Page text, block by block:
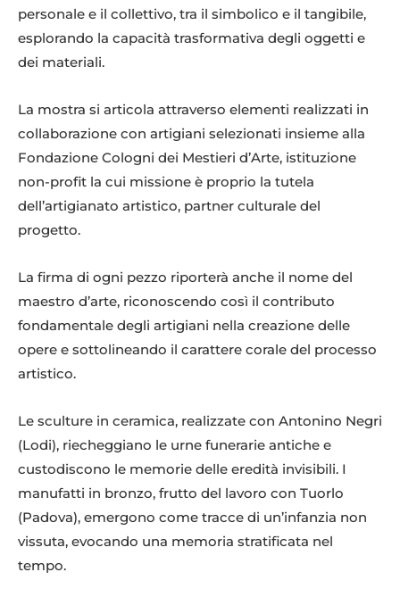
personale e il collettivo, tra il simbolico e il tangibile,
esplorando la capacità trasformativa degli oggetti e
dei materiali.
La mostra si articola attraverso elementi realizzati in
collaborazione con artigiani selezionati insieme alla
Fondazione Cologni dei Mestieri d’Arte, istituzione
non-profit la cui missione è proprio la tutela
dell’artigianato artistico, partner culturale del
progetto.
La firma di ogni pezzo riporterà anche il nome del
maestro d’arte, riconoscendo così il contributo
fondamentale degli artigiani nella creazione delle
opere e sottolineando il carattere corale del processo
artistico.
Le sculture in ceramica, realizzate con Antonino Negri
(Lodi), riecheggiano le urne funerarie antiche e
custodiscono le memorie delle eredità invisibili. I
manufatti in bronzo, frutto del lavoro con Tuorlo
(Padova), emergono come tracce di un’infanzia non
vissuta, evocando una memoria stratificata nel
tempo.